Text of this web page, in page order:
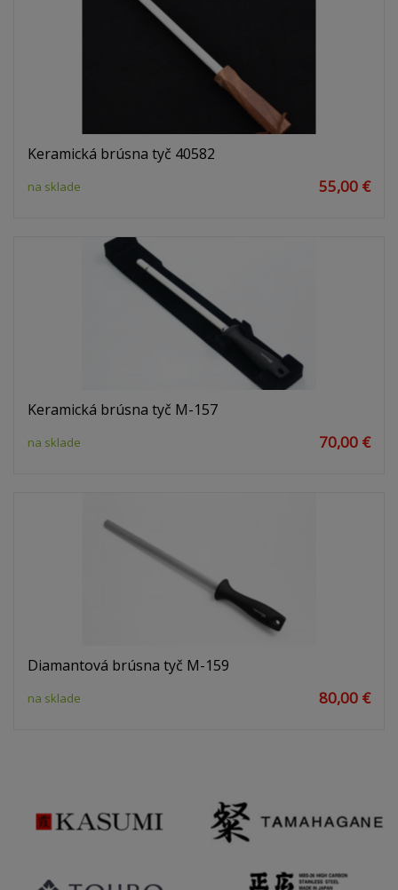
Keramická brúsna tyč 40582
na sklade 55,00 €
Keramická brúsna tyč M-157
na sklade 70,00 €
Diamantová brúsna tyč M-159
na sklade 80,00 €